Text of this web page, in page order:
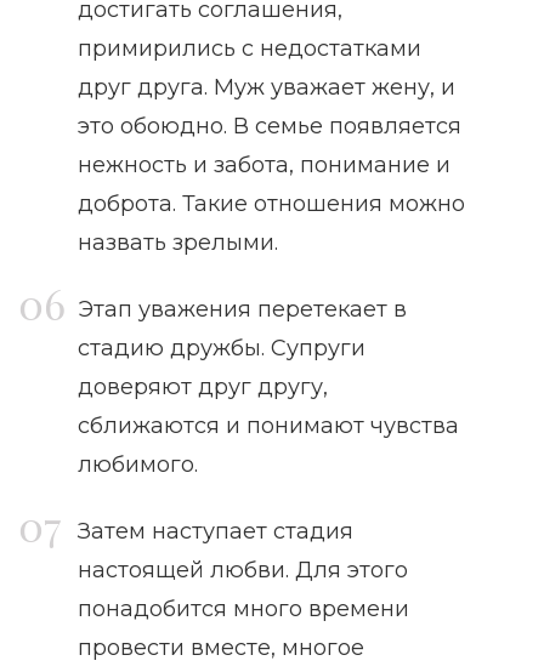
достигать соглашения,
примирились с недостатками
друг друга. Муж уважает жену, и
это обоюдно. В семье появляется
нежность и забота, понимание и
доброта. Такие отношения можно
назвать зрелыми.
Этап уважения перетекает в
стадию дружбы. Супруги
доверяют друг другу,
сближаются и понимают чувства
любимого.
Затем наступает стадия
настоящей любви. Для этого
понадобится много времени
провести вместе, многое